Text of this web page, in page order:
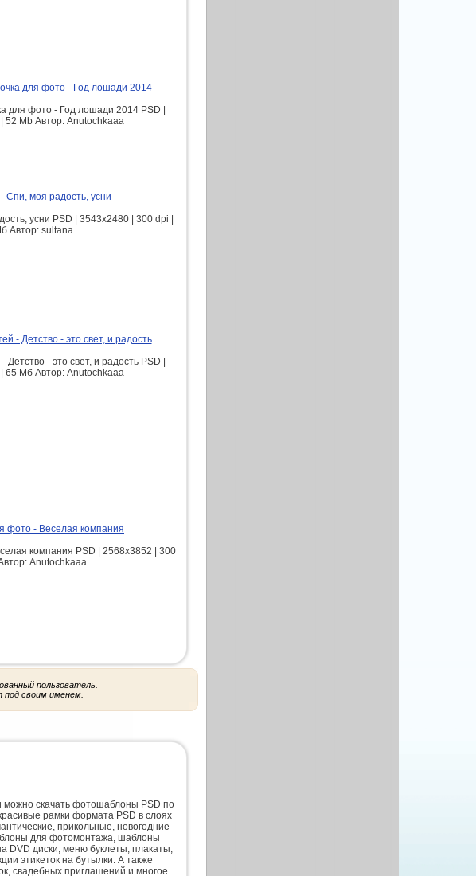
для фото - Год лошади 2014
для фото - Год лошади 2014 PSD |
52 Mb Автор: Anutochkaaa
Спи, моя радость, усни
усни PSD | 3543x2480 | 300 dpi |
Автор: sultana
- Детство - это свет, и радость
- это свет, и радость PSD |
65 Мб Автор: Anutochkaaa
фото - Веселая компания
компания PSD | 2568х3852 | 300
Anutochkaaa
пользователь.
под своим именем.
можно скачать фотошаблоны PSD по
рамки формата PSD в слоях
прикольные, новогодние
для фотомонтажа, шаблоны
DVD диски, меню буклеты, плакаты,
этикеток на бутылки. А также
свадебных приглашений и многое